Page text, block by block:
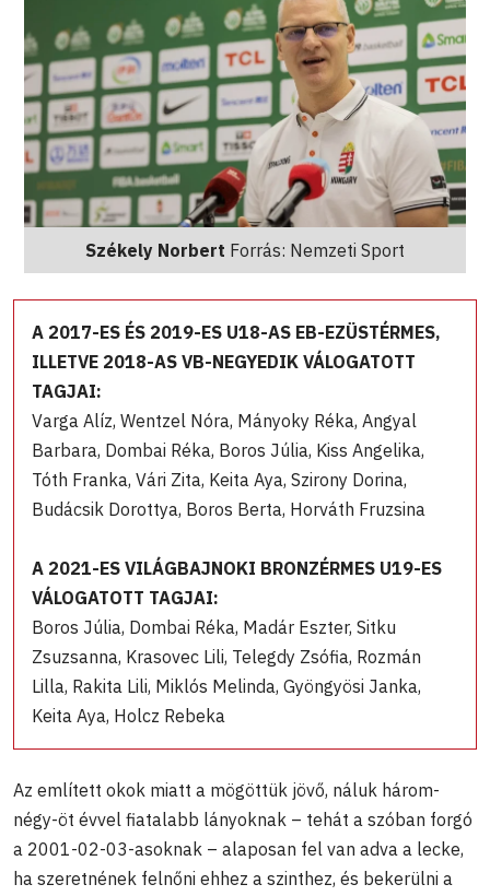
Székely Norbert Forrás: Nemzeti Sport
A 2017-ES ÉS 2019-ES U18-AS EB-EZÜSTÉRMES,
ILLETVE 2018-AS VB-NEGYEDIK VÁLOGATOTT
TAGJAI:
Varga Alíz, Wentzel Nóra, Mányoky Réka, Angyal
Barbara, Dombai Réka, Boros Júlia, Kiss Angelika,
Tóth Franka, Vári Zita, Keita Aya, Szirony Dorina,
Budácsik Dorottya, Boros Berta, Horváth Fruzsina
A 2021-ES VILÁGBAJNOKI BRONZÉRMES U19-ES
VÁLOGATOTT TAGJAI:
Boros Júlia, Dombai Réka, Madár Eszter, Sitku
Zsuzsanna, Krasovec Lili, Telegdy Zsófia, Rozmán
Lilla, Rakita Lili, Miklós Melinda, Gyöngyösi Janka,
Keita Aya, Holcz Rebeka
Az említett okok miatt a mögöttük jövő, náluk három-
négy-öt évvel fiatalabb lányoknak – tehát a szóban forgó
a 2001-02-03-asoknak – alaposan fel van adva a lecke,
ha szeretnének felnőni ehhez a szinthez, és bekerülni a